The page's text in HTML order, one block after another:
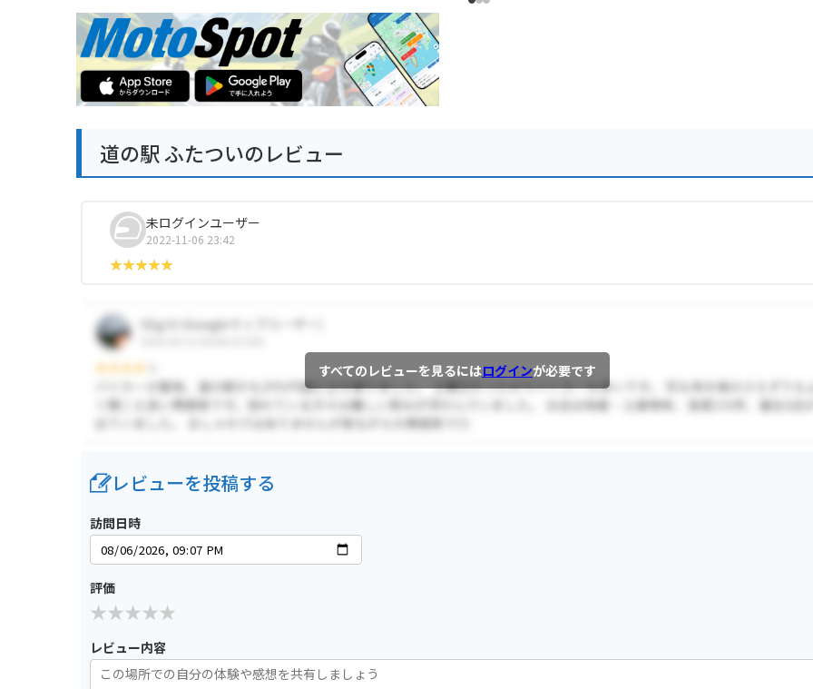
道の駅 ふたついのレビュー
未ログインユーザー
2022-11-06 23:42
すべてのレビューを見るにはログインが必要です
レビューを投稿する
訪問日時
評価
レビュー内容